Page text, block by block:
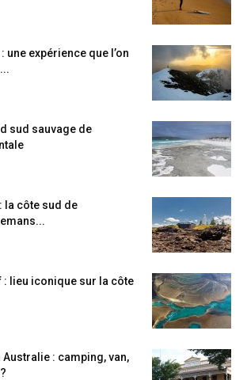
une expérience que l’on
sud sauvage de
la côte sud de
: lieu iconique sur la côte
: camping, van,